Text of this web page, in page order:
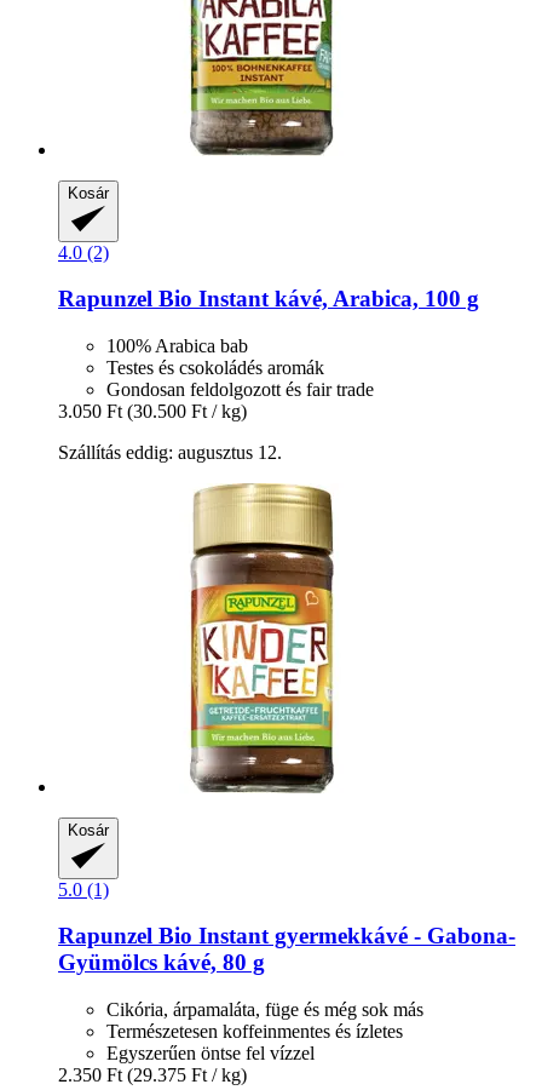
Kosár
4.0 (2)
Rapunzel Bio Instant kávé, Arabica, 100 g
100% Arabica bab
Testes és csokoládés aromák
Gondosan feldolgozott és fair trade
3.050 Ft (30.500 Ft / kg)
Szállítás eddig: augusztus 12.
Kosár
5.0 (1)
Rapunzel Bio Instant gyermekkávé -​ Gabona-​
Gyümölcs kávé, 80 g
Cikória, árpamaláta, füge és még sok más
Természetesen koffeinmentes és ízletes
Egyszerűen öntse fel vízzel
2.350 Ft (29.375 Ft / kg)